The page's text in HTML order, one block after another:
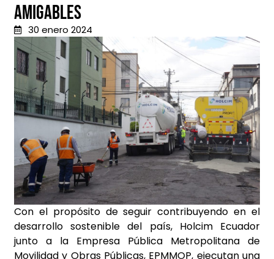
amigables
30 enero 2024
Con el propósito de seguir contribuyendo en el
desarrollo sostenible del país, Holcim Ecuador
junto a la Empresa Pública Metropolitana de
Movilidad y Obras Públicas, EPMMOP, ejecutan una